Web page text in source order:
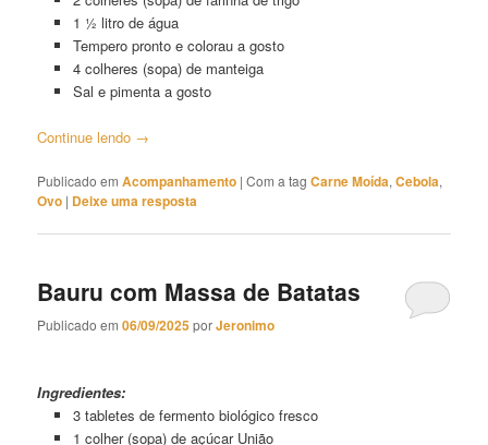
1 ½ litro de água
Tempero pronto e colorau a gosto
4 colheres (sopa) de manteiga
Sal e pimenta a gosto
Continue lendo →
Publicado em Acompanhamento |Com a tagCarne Moída,Cebola,
Ovo | Deixe uma resposta
Bauru com Massa de Batatas
Publicado em06/09/2025porJeronimo
Ingredientes:
3 tabletes de fermento biológico fresco
1 colher (sopa) de açúcar União